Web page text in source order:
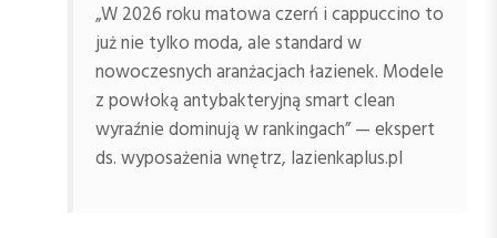
„W 2026 roku matowa czerń i cappuccino to
już nie tylko moda, ale standard w
nowoczesnych aranżacjach łazienek. Modele
z powłoką antybakteryjną smart clean
wyraźnie dominują w rankingach” — ekspert
ds. wyposażenia wnętrz, lazienkaplus.pl